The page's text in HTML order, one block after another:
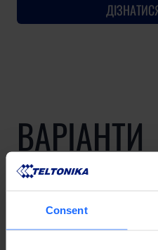
Consent
ВАРІАНТИ
See how Teltonika
solutions across multiple